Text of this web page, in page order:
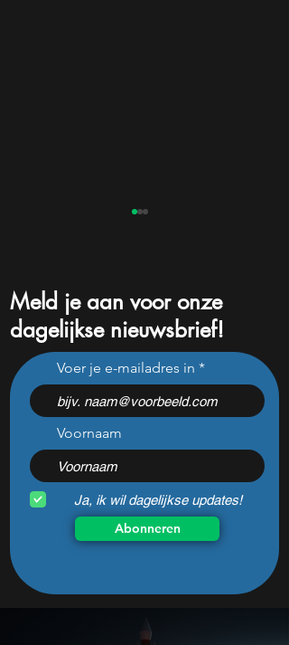
Waarom de ASML CEO
SpaceX mogelijk als
enorme kans ziet
Meld je aan voor onze
dagelijkse nieuwsbrief!
Voer je e-mailadres in
Voornaam
Ja, ik wil dagelijkse updates!
Abonneren